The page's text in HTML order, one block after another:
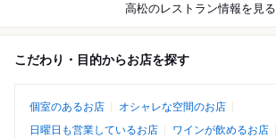
高松のレストラン情報を見る
こだわり・目的からお店を探す
個室のあるお店
オシャレな空間のお店
日曜日も営業しているお店
ワインが飲めるお店